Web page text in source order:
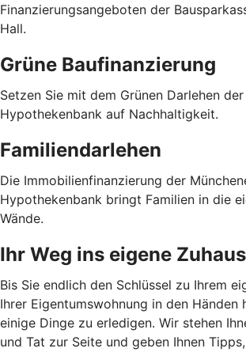
Finanzierungsangeboten der
Hall.
Grüne Baufinanzierung
Setzen Sie mit dem Grünen Darlehen
Hypothekenbank auf Nachhaltigkeit.
Familiendarlehen
Die Immobilienfinanzierung der
Hypothekenbank bringt Familien in die
Wände.
Ihr Weg ins eigene
Bis Sie endlich den Schlüssel zu Ihrem
Ihrer Eigentumswohnung in den Händen
einige Dinge zu erledigen. Wir stehen
und Tat zur Seite und geben Ihnen